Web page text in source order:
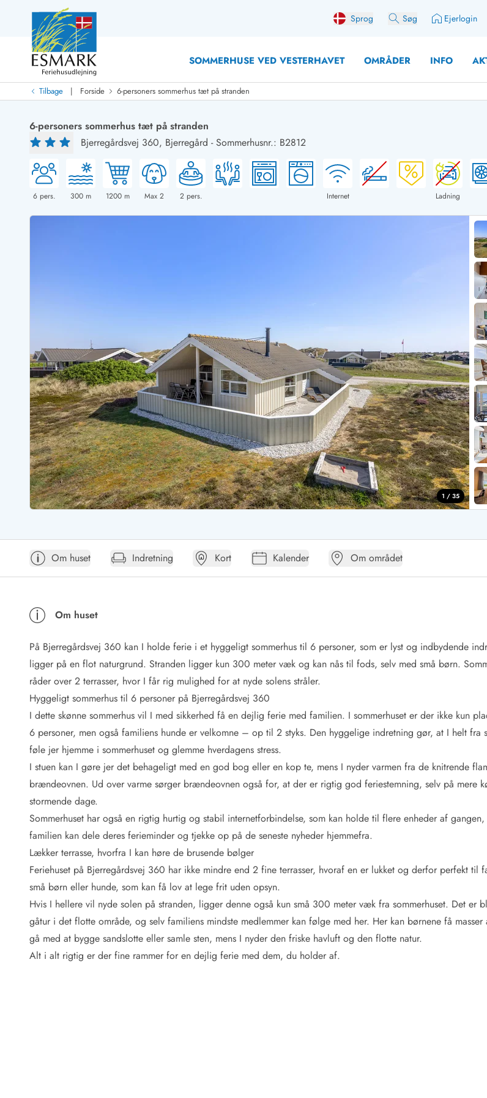
Sprog Søg Ejerlogin
SOMMERHUSE VED VESTERHAVET OMRÅDER INFO
Last Minute
Last minute
Nyheder
Nyheder hos EsmarkMed swimmingpool Sommerhuse med hund
Nyrenoverede sommerhuse
Sommerhuse med slutrengøring inklusive
Sommerhuse tæt ved vandet
Nybyggede sommerhuse
Sommerhuse med søndagsskift
Sommerhuse med plads til fangsten
Sommerhuse med aktivitetsrum
Sommerhuse i Bjerregård Sommerhuse i BlåvandSommerhuse i Hvide Sande
Sommerhuse i Søndervig
Sommerhuse i Årgab
Sommerhuse i Arrild
Sommerhuse i Bjerregård
Sommerhuse i Blåvand
Sommerhuse i Bork Havn
Sommerhuse i Fjand
Sommerhuse på Fanø
Sommerhuse i Grærup Strand
Sommerhuse i Haurvig
Sommerhuse i Henne Strand
Sommerhuse i Ho
Sommerhuse i Houstrup
Sommerhuse i Houvig
Sommerhus på Holmsland Klit
Sommerhuse på Holmsland
Sommerhuse i Hvide Sande
Sommerhuse i Jegum
Sommerhuse i Klegod
Esmark RejsecurityEsmark KidsVIPEsmark VIP partnerfordeleFordele hos os
Sommerhus ABC
Forbrugsafregning (Strøm, vand...)
Lån og lej
Rengøring
Gavekort
Book tidligt
Lejebetingelser
Vejret i Danmark
Sæsontider
Baderegler
Naturbeskyttelse
Webcam
Fotokonkurrence
Fordele hos os
Esmark Rejsecurity
Esmark KidsVIP
Esmark VIP: Fordele og rabataftaler
Prisgaranti
Ingen depositum
Gæsteanmeldelser
Gratis WiFi i ferieområdet
We love people!
Tilbage | Forside 6-personers sommerhus tæt på stranden
6-personers sommerhus tæt på stranden
Bjerregårdsvej 360, Bjerregård -Sommerhusnr.: B2812
6pers. 300 m 1200m Max 2 2pers. Internet Ladning
1 / 35
Om huset Indretning Kort Kalender Om området
Om huset
På Bjerregårdsvej 360 kan I holde ferie i et hyggeligt sommerhus til 6 personer, som er lyst og indbydende
ligger på en flot naturgrund. Stranden ligger kun 300 meter væk og kan nås til fods, selv med små børn.
råder over 2 terrasser, hvor I får rig mulighed for at nyde solens stråler.
Hyggeligt sommerhus til 6 personer på Bjerregårdsvej 360
I dette skønne sommerhus vil I med sikkerhed få en dejlig ferie med familien. I sommerhuset er der ikke kun
6 personer, men også familiens hunde er velkomne – op til 2 styks. Den hyggelige indretning gør, at I helt fra
føle jer hjemme i sommerhuset og glemme hverdagens stress.
I stuen kan I gøre jer det behageligt med en god bog eller en kop te, mens I nyder varmen fra de knitrende
brændeovnen. Ud over varme sørger brændeovnen også for, at der er rigtig god feriestemning, selv på mere
stormende dage.
Sommerhuset har også en rigtig hurtig og stabil internetforbindelse, som kan holde til flere enheder af gangen,
familien kan dele deres ferieminder og tjekke op på de seneste nyheder hjemmefra.
Lækker terrasse, hvorfra I kan høre de brusende bølger
Feriehuset på Bjerregårdsvej 360 har ikke mindre end 2 fine terrasser, hvoraf en er lukket og derfor perfekt til
små børn eller hunde, som kan få lov at lege frit uden opsyn.
Hvis I hellere vil nyde solen på stranden, ligger denne også kun små 300 meter væk fra sommerhuset. Det er
gåtur i det flotte område, og selv familiens mindste medlemmer kan følge med her. Her kan børnene få
gå med at bygge sandslotte eller samle sten, mens I nyder den friske havluft og den flotte natur.
Alt i alt rigtig er der fine rammer for en dejlig ferie med dem, du holder af.